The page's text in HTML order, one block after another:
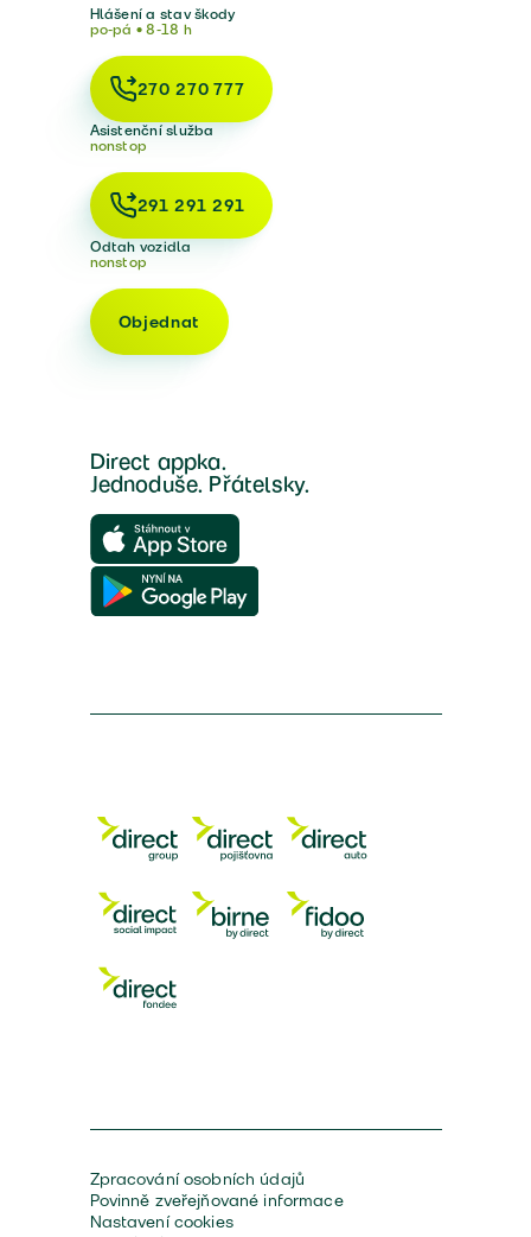
Hlášení a stav škody
po-pá • 8-18 h
270 270 777
Asistenční služba
nonstop
291 291 291
Odtah vozidla
nonstop
Objednat
Direct appka.
Jednoduše. Přátelsky.
Zpracování osobních údajů
Povinně zveřejňované informace
Nastavení cookies